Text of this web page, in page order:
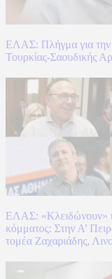
ΕΛΑΣ: Πλήγμα για την
Τουρκίας-Σαουδικής
ΕΛΑΣ: «Κλειδώνουν»
κόμματος: Στην Α’
τομέα Ζαχαριάδης,